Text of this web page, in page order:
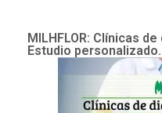
MILHFLOR: Clínicas
Estudio